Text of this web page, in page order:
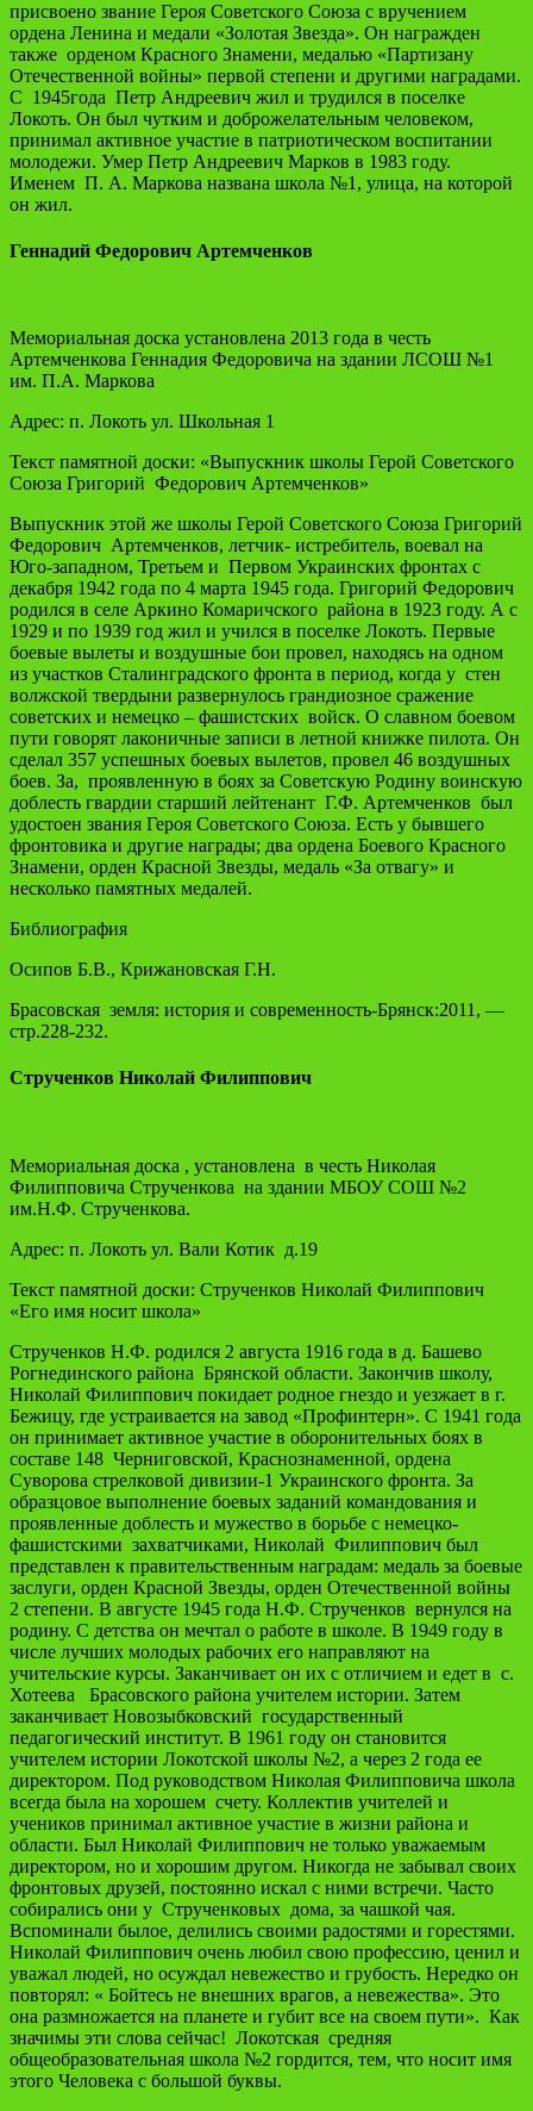
присвоено звание Героя Советского Союза с вручением
ордена Ленина и медали «Золотая Звезда». Он награжден
также орденом Красного Знамени, медалью «Партизану
Отечественной войны» первой степени и другими наградами.
С 1945года Петр Андреевич жил и трудился в поселке
Локоть. Он был чутким и доброжелательным человеком,
принимал активное участие в патриотическом воспитании
молодежи. Умер Петр Андреевич Марков в 1983 году.
Именем П. А. Маркова названа школа №1, улица, на которой
он жил.
Геннадий Федорович Артемченков
Мемориальная доска установлена 2013 года в честь
Артемченкова Геннадия Федоровича на здании ЛСОШ №1
им. П.А. Маркова
Адрес: п. Локоть ул. Школьная 1
Текст памятной доски: «Выпускник школы Герой Советского
Союза Григорий Федорович Артемченков»
Выпускник этой же школы Герой Советского Союза Григорий
Федорович Артемченков, летчик- истребитель, воевал на
Юго-западном, Третьем и Первом Украинских фронтах с
декабря 1942 года по 4 марта 1945 года. Григорий Федорович
родился в селе Аркино Комаричского района в 1923 году. А с
1929 и по 1939 год жил и учился в поселке Локоть. Первые
боевые вылеты и воздушные бои провел, находясь на одном
из участков Сталинградского фронта в период, когда у стен
волжской твердыни развернулось грандиозное сражение
советских и немецко – фашистских войск. О славном боевом
пути говорят лаконичные записи в летной книжке пилота. Он
сделал 357 успешных боевых вылетов, провел 46 воздушных
боев. За, проявленную в боях за Советскую Родину воинскую
доблесть гвардии старший лейтенант Г.Ф. Артемченков был
удостоен звания Героя Советского Союза. Есть у бывшего
фронтовика и другие награды; два ордена Боевого Красного
Знамени, орден Красной Звезды, медаль «За отвагу» и
несколько памятных медалей.
Библиография
Осипов Б.В., Крижановская Г.Н.
Брасовская земля: история и современность-Брянск:2011, —
стр.228-232.
Струченков Николай Филиппович
Мемориальная доска , установлена в честь Николая
Филипповича Струченкова на здании МБОУ СОШ №2
им.Н.Ф. Струченкова.
Адрес: п. Локоть ул. Вали Котик д.19
Текст памятной доски: Струченков Николай Филиппович
«Его имя носит школа»
Струченков Н.Ф. родился 2 августа 1916 года в д. Башево
Рогнединского района Брянской области. Закончив школу,
Николай Филиппович покидает родное гнездо и уезжает в г.
Бежицу, где устраивается на завод «Профинтерн». С 1941 года
он принимает активное участие в оборонительных боях в
составе 148 Черниговской, Краснознаменной, ордена
Суворова стрелковой дивизии-1 Украинского фронта. За
образцовое выполнение боевых заданий командования и
проявленные доблесть и мужество в борьбе с немецко-
фашистскими захватчиками, Николай Филиппович был
представлен к правительственным наградам: медаль за боевые
заслуги, орден Красной Звезды, орден Отечественной войны
2 степени. В августе 1945 года Н.Ф. Струченков вернулся на
родину. С детства он мечтал о работе в школе. В 1949 году в
числе лучших молодых рабочих его направляют на
учительские курсы. Заканчивает он их с отличием и едет в с.
Хотеева Брасовского района учителем истории. Затем
заканчивает Новозыбковский государственный
педагогический институт. В 1961 году он становится
учителем истории Локотской школы №2, а через 2 года ее
директором. Под руководством Николая Филипповича школа
всегда была на хорошем счету. Коллектив учителей и
учеников принимал активное участие в жизни района и
области. Был Николай Филиппович не только уважаемым
директором, но и хорошим другом. Никогда не забывал своих
фронтовых друзей, постоянно искал с ними встречи. Часто
собирались они у Струченковых дома, за чашкой чая.
Вспоминали былое, делились своими радостями и горестями.
Николай Филиппович очень любил свою профессию, ценил и
уважал людей, но осуждал невежество и грубость. Нередко он
повторял: « Бойтесь не внешних врагов, а невежества». Это
она размножается на планете и губит все на своем пути». Как
значимы эти слова сейчас! Локотская средняя
общеобразовательная школа №2 гордится, тем, что носит имя
этого Человека с большой буквы.